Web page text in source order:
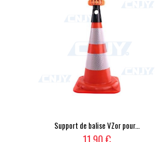
Support de balise VZor pour...